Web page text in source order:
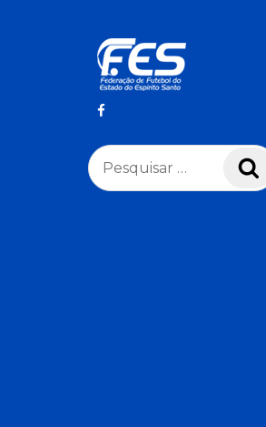
Pesquisar
por: